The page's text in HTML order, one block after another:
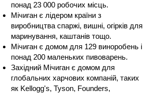
понад 23 000 робочих місць.
Мічиган є лідером країни з
виробництва спаржі, вишні, огірків для
маринування, каштанів тощо.
Мічиган є домом для 129 виноробень і
понад 200 маленьких пивоварень.
Західний Мічиган є домом для
глобальних харчових компаній, таких
як Kellogg's, Tyson, Founders,